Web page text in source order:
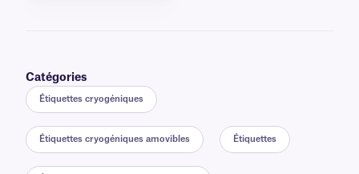
Catégories
Étiquettes cryogéniques
Étiquettes cryogéniques amovibles Étiquettes